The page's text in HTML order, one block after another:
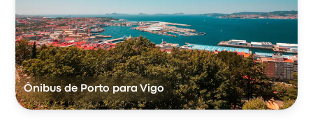
Ônibus de Porto para Vigo